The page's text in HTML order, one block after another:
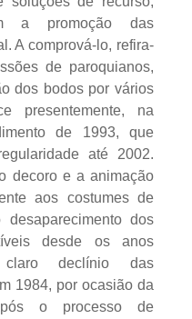
a promoção das
A comprová-lo, refira-
de paroquianos,
dos bodos por vários
presentemente, na
de 1993, que
até 2002.
decoro e a animação
aos costumes de
dos
desde os anos
declínio das
1984, por ocasião da
o processo de